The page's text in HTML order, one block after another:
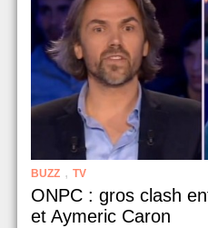
BUZZ , TV
ONPC : gros clash
et Aymeric Caron